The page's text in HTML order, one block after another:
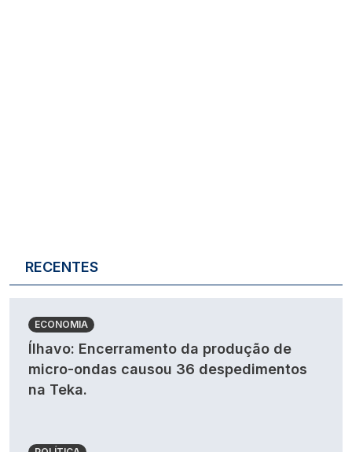
RECENTES
ECONOMIA
Ílhavo: Encerramento da produção de
micro-ondas causou 36 despedimentos
na Teka.